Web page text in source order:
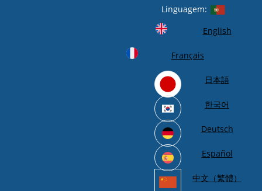
Linguagem:
English
Français
日本語
한국어
Deutsch
Español
中文（繁體）